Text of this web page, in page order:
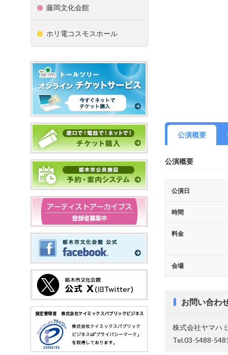
公演概要
公演概要
公演日
時間
料金
会場
お問い合わ
株式会社ヤマハ
Tel.03-5488-
藤岡文化会館
ホリ電コスモスホール